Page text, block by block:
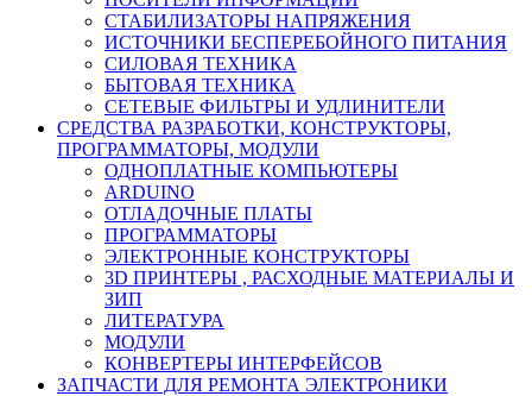
СТАБИЛИЗАТОРЫ НАПРЯЖЕНИЯ
ИСТОЧНИКИ БЕСПЕРЕБОЙНОГО ПИТАНИЯ
СИЛОВАЯ ТЕХНИКА
БЫТОВАЯ ТЕХНИКА
СЕТЕВЫЕ ФИЛЬТРЫ И УДЛИНИТЕЛИ
СРЕДСТВА РАЗРАБОТКИ, КОНСТРУКТОРЫ,
ПРОГРАММАТОРЫ, МОДУЛИ
ОДНОПЛАТНЫЕ КОМПЬЮТЕРЫ
ARDUINO
ОТЛАДОЧНЫЕ ПЛАТЫ
ПРОГРАММАТОРЫ
ЭЛЕКТРОННЫЕ КОНСТРУКТОРЫ
3D ПРИНТЕРЫ , РАСХОДНЫЕ МАТЕРИАЛЫ И
ЗИП
ЛИТЕРАТУРА
МОДУЛИ
КОНВЕРТЕРЫ ИНТЕРФЕЙСОВ
ЗАПЧАСТИ ДЛЯ РЕМОНТА ЭЛЕКТРОНИКИ